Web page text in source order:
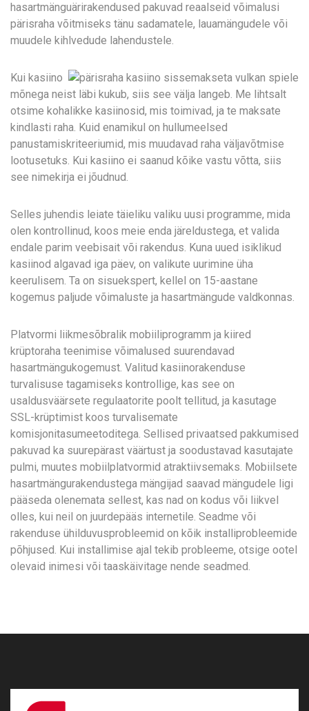
hasartmänguärirakendused pakuvad reaalseid võimalusi
pärisraha võitmiseks tänu sadamatele, lauamängudele või
muudele kihlvedude lahendustele.
Kui kasiino
mõnega neist läbi kukub, siis see välja langeb. Me lihtsalt
otsime kohalikke kasiinosid, mis toimivad, ja te maksate
kindlasti raha. Kuid enamikul on hullumeelsed
panustamiskriteeriumid, mis muudavad raha väljavõtmise
lootusetuks. Kui kasiino ei saanud kõike vastu võtta, siis
see nimekirja ei jõudnud.
Selles juhendis leiate täieliku valiku uusi programme, mida
olen kontrollinud, koos meie enda järeldustega, et valida
endale parim veebisait või rakendus. Kuna uued isiklikud
kasiinod algavad iga päev, on valikute uurimine üha
keerulisem. Ta on sisuekspert, kellel on 15-aastane
kogemus paljude võimaluste ja hasartmängude valdkonnas.
Platvormi liikmesõbralik mobiiliprogramm ja kiired
krüptoraha teenimise võimalused suurendavad
hasartmängukogemust. Valitud kasiinorakenduse
turvalisuse tagamiseks kontrollige, kas see on
usaldusväärsete regulaatorite poolt tellitud, ja kasutage
SSL-krüptimist koos turvalisemate
komisjonitasumeetoditega. Sellised privaatsed pakkumised
pakuvad ka suurepärast väärtust ja soodustavad kasutajate
pulmi, muutes mobiilplatvormid atraktiivsemaks. Mobiilsete
hasartmängurakendustega mängijad saavad mängudele ligi
pääseda olenemata sellest, kas nad on kodus või liikvel
olles, kui neil on juurdepääs internetile. Seadme või
rakenduse ühilduvusprobleemid on kõik installiprobleemide
põhjused. Kui installimise ajal tekib probleeme, otsige ootel
olevaid inimesi või taaskäivitage nende seadmed.